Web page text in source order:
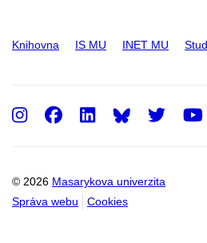
Knihovna IS MU INET MU
© 2026 Masarykova univerzita
Správa webu
Cookies
Instagram
Facebook
LinkedIn